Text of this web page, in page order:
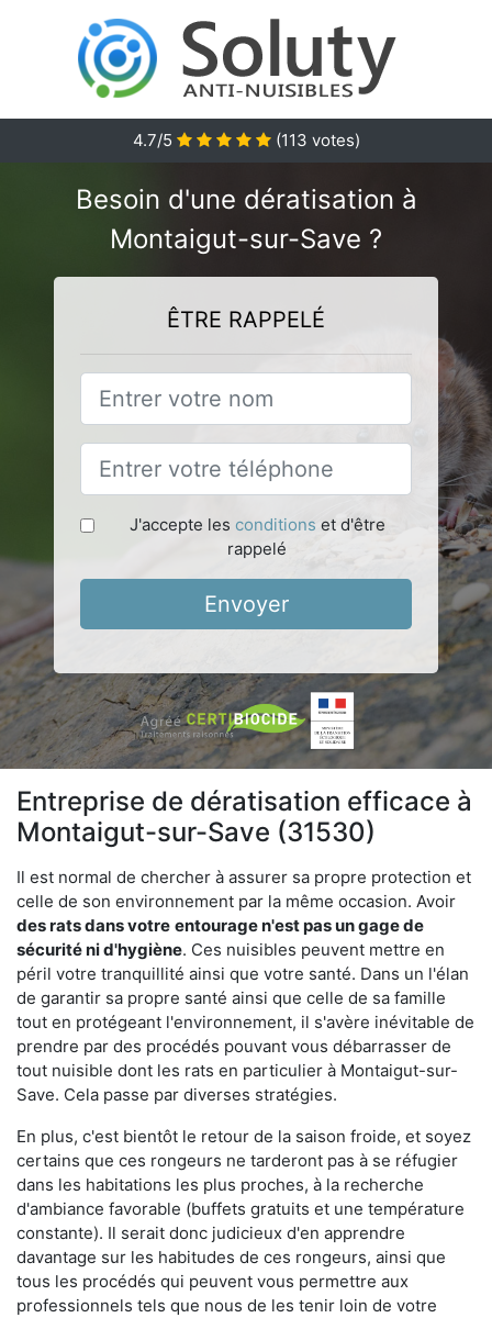
4.7/5 (113 votes)
Besoin d'une dératisation à
Montaigut-sur-Save ?
ÊTRE RAPPELÉ
J'accepte les conditions et d'être
rappelé
Envoyer
Entreprise de dératisation efficace à
Montaigut-sur-Save (31530)
Il est normal de chercher à assurer sa propre protection et
celle de son environnement par la même occasion. Avoir
des rats dans votre entourage n'est pas un gage de
sécurité ni d'hygiène. Ces nuisibles peuvent mettre en
péril votre tranquillité ainsi que votre santé. Dans un l'élan
de garantir sa propre santé ainsi que celle de sa famille
tout en protégeant l'environnement, il s'avère inévitable de
prendre par des procédés pouvant vous débarrasser de
tout nuisible dont les rats en particulier à Montaigut-sur-
Save. Cela passe par diverses stratégies.
En plus, c'est bientôt le retour de la saison froide, et soyez
certains que ces rongeurs ne tarderont pas à se réfugier
dans les habitations les plus proches, à la recherche
d'ambiance favorable (buffets gratuits et une température
constante). Il serait donc judicieux d'en apprendre
davantage sur les habitudes de ces rongeurs, ainsi que
tous les procédés qui peuvent vous permettre aux
professionnels tels que nous de les tenir loin de votre